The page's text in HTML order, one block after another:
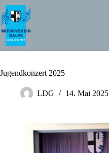
Zum
Inhalt
springen
Jugendkonzert 2025
LDG 14. Mai 2025